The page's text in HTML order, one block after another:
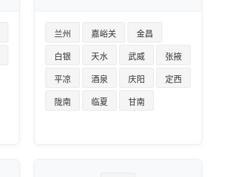
兰州 嘉峪关
金昌
白银
天水 武威
张掖
平凉
酒泉 庆阳
定西
陇南
临夏 甘南